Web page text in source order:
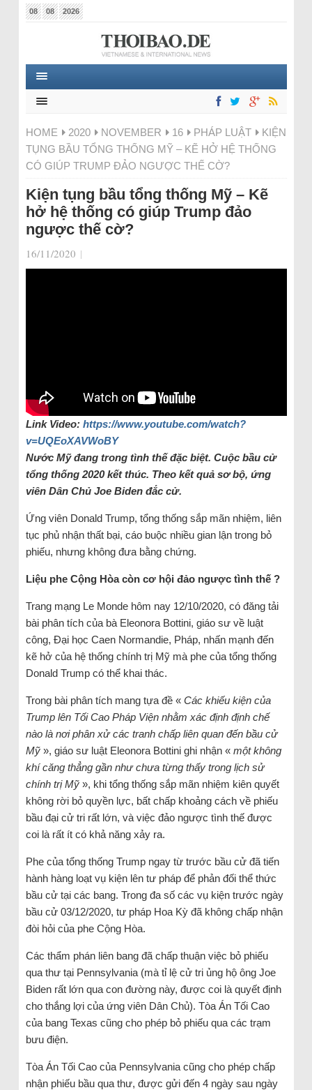
08 08 2026
HOME 2020 NOVEMBER 16 PHÁP LUẬT
KIỆN
TỤNG BẦU TỔNG THỐNG MỸ – KẼ HỞ HỆ THỐNG
CÓ GIÚP TRUMP ĐẢO NGƯỢC THẾ CỜ?
Kiện tụng bầu tổng thống Mỹ – Kẽ
hở hệ thống có giúp Trump đảo
ngược thế cờ?
16/11/2020 |
Link Video: https://www.youtube.com/watch?
v=UQEoXAVWoBY
Nước Mỹ đang trong tình thế đặc biệt. Cuộc bầu cử
tổng thống 2020 kết thúc. Theo kết quả sơ bộ, ứng
viên Dân Chủ Joe Biden đắc cử.
Ứng viên Donald Trump, tổng thống sắp mãn nhiệm, liên
tục phủ nhận thất bại, cáo buộc nhiều gian lận trong bỏ
phiếu, nhưng không đưa bằng chứng.
Liệu phe Cộng Hòa còn cơ hội đảo ngược tình thế ?
Trang mạng Le Monde hôm nay 12/10/2020, có đăng tải
bài phân tích của bà Eleonora Bottini, giáo sư về luật
công, Đại học Caen Normandie, Pháp, nhấn mạnh đến
kẽ hở của hệ thống chính trị Mỹ mà phe của tổng thống
Donald Trump có thể khai thác.
Trong bài phân tích mang tựa đề « Các khiếu kiện của
Trump lên Tối Cao Pháp Viện nhằm xác định định chế
nào là nơi phân xử các tranh chấp liên quan đến bầu cử
Mỹ», giáo sư luật Eleonora Bottini ghi nhận « một không
khí căng thẳng gần như chưa từng thấy trong lịch sử
chính trị Mỹ», khi tổng thống sắp mãn nhiệm kiên quyết
không rời bỏ quyền lực, bất chấp khoảng cách về phiếu
bầu đại cử tri rất lớn, và việc đảo ngược tình thế được
coi là rất ít có khả năng xảy ra.
Phe của tổng thống Trump ngay từ trước bầu cử đã tiến
hành hàng loạt vụ kiện lên tư pháp để phản đối thể thức
bầu cử tại các bang. Trong đa số các vụ kiện trước ngày
bầu cử 03/12/2020, tư pháp Hoa Kỳ đã không chấp nhận
đòi hỏi của phe Cộng Hòa.
Các thẩm phán liên bang đã chấp thuận việc bỏ phiếu
qua thư tại Pennsylvania (mà tỉ lệ cử tri ủng hộ ông Joe
Biden rất lớn qua con đường này, được coi là quyết định
cho thắng lợi của ứng viên Dân Chủ). Tòa Án Tối Cao
của bang Texas cũng cho phép bỏ phiếu qua các trạm
bưu điện.
Tòa Án Tối Cao của Pennsylvania cũng cho phép chấp
nhận phiếu bầu qua thư, được gửi đến 4 ngày sau ngày